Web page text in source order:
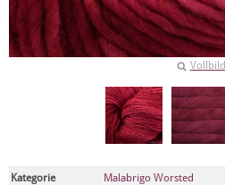
Vollbild
Kategorie
Malabrigo Worsted